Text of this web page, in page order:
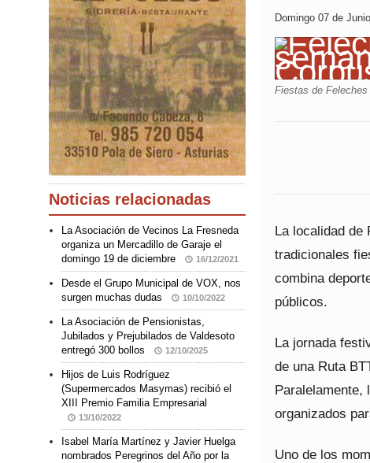
Domingo 07 de
Fiestas de Feleches
La localidad de
tradicionales
combina
públicos.
La jornada
de una Ruta
Paralelamente,
organizados
Uno de los
Noticias relacionadas
La Asociación de Vecinos La Fresneda
organiza un Mercadillo de Garaje el
domingo 19 de diciembre
16/12/2021
Desde el Grupo Municipal de VOX, nos
surgen muchas dudas
10/10/2022
La Asociación de Pensionistas,
Jubilados y Prejubilados de Valdesoto
entregó 300 bollos
12/10/2025
Hijos de Luis Rodríguez
(Supermercados Masymas) recibió el
XIII Premio Familia Empresarial
13/10/2022
Isabel María Martínez y Javier Huelga
nombrados Peregrinos del Año por la